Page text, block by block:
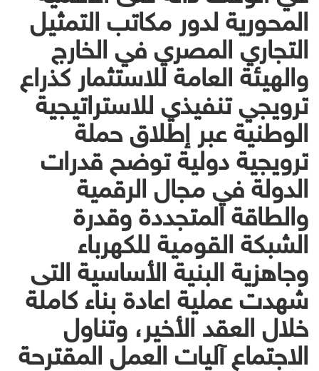
المحورية لدور مكاتب التمثيل
التجاري المصري في الخارج
والهيئة العامة للاستثمار كذراع
ترويجي تنفيذي للاستراتيجية
الوطنية عبر إطلاق حملة
ترويجية دولية توضح قدرات
الدولة في مجال الرقمية
والطاقة المتجددة وقدرة
الشبكة القومية للكهرباء
وجاهزية البنية الأساسية التى
شهدت عملية اعادة بناء كاملة
خلال العقد الأخير، وتناول
الاجتماع آليات العمل المقترحة